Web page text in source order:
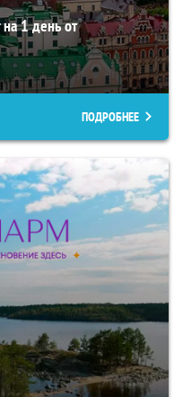
1 день от
ПОДРОБНЕЕ